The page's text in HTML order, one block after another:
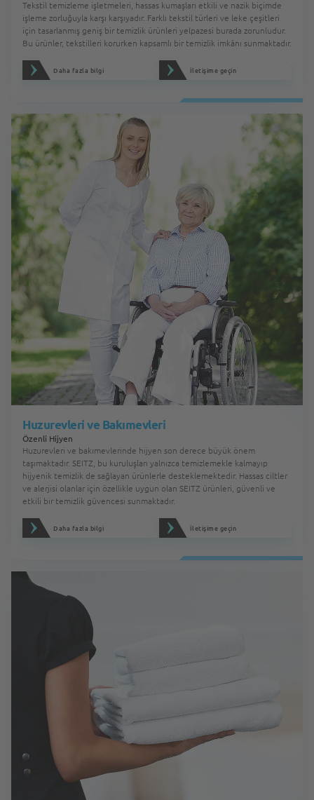
Tekstil temizleme işletmeleri, hassas kumaşları etkili ve nazik biçimde
işleme zorluğuyla karşı karşıyadır. Farklı tekstil türleri ve leke çeşitleri
için tasarlanmış geniş bir temizlik ürünleri yelpazesi burada zorunludur.
Bu ürünler, tekstilleri korurken kapsamlı bir temizlik imkânı sunmaktadır.
Daha fazla bilgi İletişime geçin
Huzurevleri ve Bakımevleri
Özenli Hijyen
Huzurevleri ve bakımevlerinde hijyen son derece büyük önem
taşımaktadır. SEITZ, bu kuruluşları yalnızca temizlemekle kalmayıp
hijyenik temizlik de sağlayan ürünlerle desteklemektedir. Hassas ciltler
ve alerjisi olanlar için özellikle uygun olan SEITZ ürünleri, güvenli ve
etkili bir temizlik güvencesi sunmaktadır.
Daha fazla bilgi İletişime geçin